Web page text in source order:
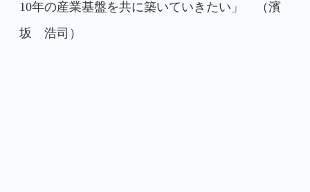
10年の産業基盤を共に築いていきたい」 （濱
坂 浩司）